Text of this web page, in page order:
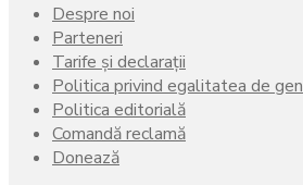
Despre noi
Parteneri
Tarife și declarații
Politica privind egalitatea de gen
Politica editorială
Comandă reclamă
Donează